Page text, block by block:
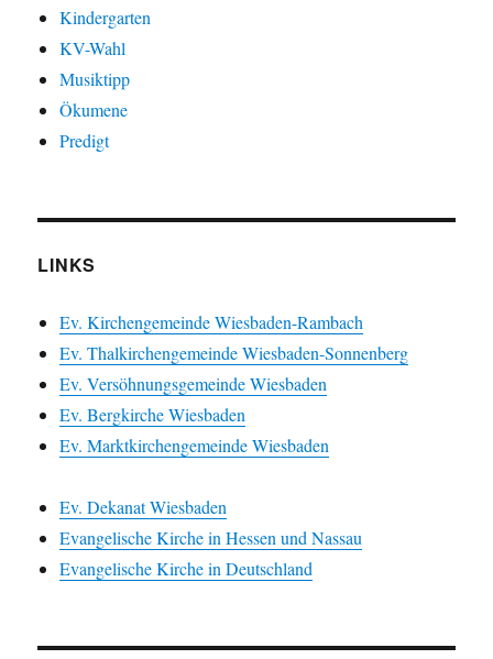
Kindergarten
KV-Wahl
Musiktipp
Ökumene
Predigt
LINKS
Ev. Kirchengemeinde Wiesbaden-Rambach
Ev. Thalkirchengemeinde Wiesbaden-Sonnenberg
Ev. Versöhnungsgemeinde Wiesbaden
Ev. Bergkirche Wiesbaden
Ev. Marktkirchengemeinde Wiesbaden
Ev. Dekanat Wiesbaden
Evangelische Kirche in Hessen und Nassau
Evangelische Kirche in Deutschland